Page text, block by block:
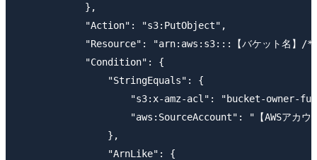
            },
            "Action": "s3:PutObject",
"Resource": "arn:aws:s3:::【バケット名】/
            "Condition": {
                "StringEquals": {
"s3:x-amz-acl": "bucket-owner-
"aws:SourceAccount": "【AWSアカウ
                },
                "ArnLike": {